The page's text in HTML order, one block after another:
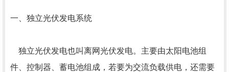
一、独立光伏发电系统
独立光伏发电也叫离网光伏发电。主要由太阳电池组
件、控制器、蓄电池组成， 若要为交流负载供电，还需要